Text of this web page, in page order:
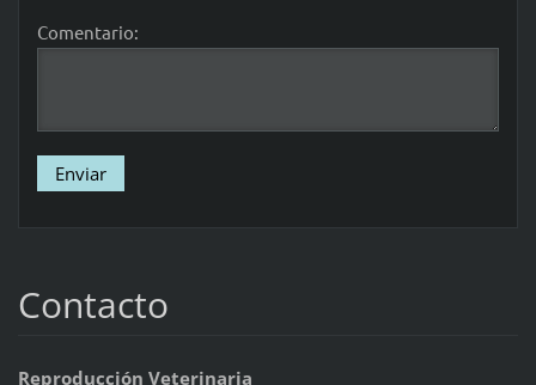
Comentario:
Contacto
Reproducción Veterinaria